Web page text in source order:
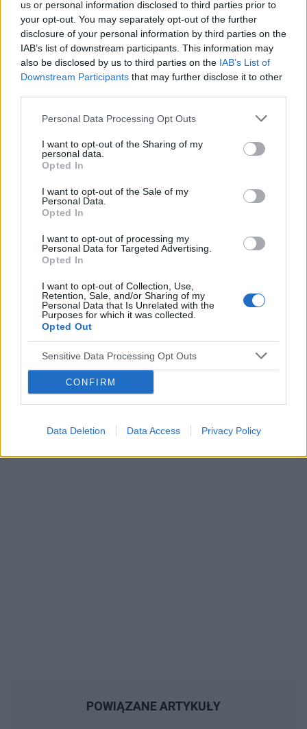
us or personal information disclosed to third parties prior to
your opt-out. You may separately opt-out of the further
disclosure of your personal information by third parties on the
IAB’s list of downstream participants. This information may
also be disclosed by us to third parties on the IAB’s List of
Downstream Participants that may further disclose it to other
Personal Data Processing Opt Outs
I want to opt-out of the Sharing of my
personal data.
Opted In
I want to opt-out of the Sale of my
Personal Data.
Opted In
I want to opt-out of processing my
Personal Data for Targeted Advertising.
Opted In
I want to opt-out of Collection, Use,
Retention, Sale, and/or Sharing of my
Personal Data that Is Unrelated with the
Purposes for which it was collected.
Opted Out
Sensitive Data Processing Opt Outs
CONFIRM
Data Deletion Data Access Privacy Policy
antykoncepcji dwuskładnikowe
Cześć, Odstawiłam tabletki antykoncepcyjne 3
miesiace temu, cykle powróciły regularne,
hormony sa prawidłowe. Jednakze zauważyłam
zwiększone wypadanie włosów oraz pieczenie
skory glowy przy dotyku. Kiedy u Was po
odstawieniu antykoncepcji ustabilizowało sie i
zmniejszyło wypadanie włosów? Też miałyście
Forum: Ginekologia - forum dla rodziny i
pacjentki
Brak miesiączki
Jestem po poronieniu i brałam profilaktycznie
zapalenie pęcherza moczowego i brałam też
furaginum i witaminę c , nie dostałam okresu od
przedwczoraj 0,2 a na wizycie u ginekologa
usłyszałam tylko że on nic tu nie widzi i że
endometrium bardzo cieniutkie .moje pytanie
czy okres powinien przyjść w tym miesiącu czy
Forum:Ginekologia - forum dla rodziny i
POWIĄZANE
embolizacja mięśniaków macicy
POWIĄZANE ARTYKUŁY